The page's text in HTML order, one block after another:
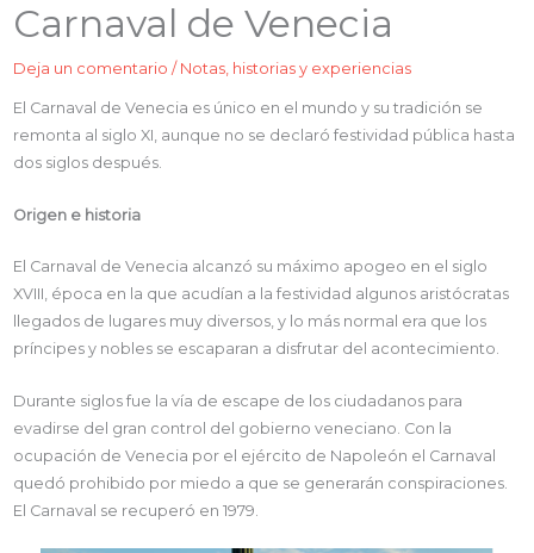
Carnaval de Venecia
Deja un comentario / Notas, historias y experiencias
El Carnaval de Venecia es único en el mundo y su tradición se
remonta al siglo XI, aunque no se declaró festividad pública hasta
dos siglos después.
Origen e historia
El Carnaval de Venecia alcanzó su máximo apogeo en el siglo
XVIII, época en la que acudían a la festividad algunos aristócratas
llegados de lugares muy diversos, y lo más normal era que los
príncipes y nobles se escaparan a disfrutar del acontecimiento.
Durante siglos fue la vía de escape de los ciudadanos para
evadirse del gran control del gobierno veneciano. Con la
ocupación de Venecia por el ejército de Napoleón el Carnaval
quedó prohibido por miedo a que se generarán conspiraciones.
El Carnaval se recuperó en 1979.